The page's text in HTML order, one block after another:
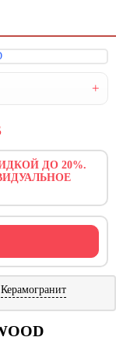
ДО 20%.
Керамогранит